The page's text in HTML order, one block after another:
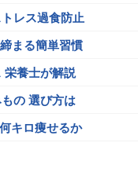
レス過食防止
まる簡単習慣
栄養士が解説
の 選び方は
キロ痩せるか